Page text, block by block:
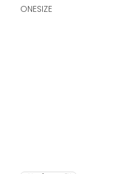
ONESIZE